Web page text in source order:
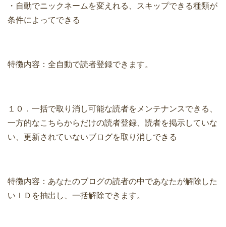
・自動でニックネームを変えれる、スキップできる種類が
条件によってできる
特徴内容：全自動で読者登録できます。
１０．一括で取り消し可能な読者をメンテナンスできる、
一方的なこちらからだけの読者登録、読者を掲示していな
い、更新されていないブログを取り消しできる
特徴内容：あなたのブログの読者の中であなたが解除した
いＩＤを抽出し、一括解除できます。